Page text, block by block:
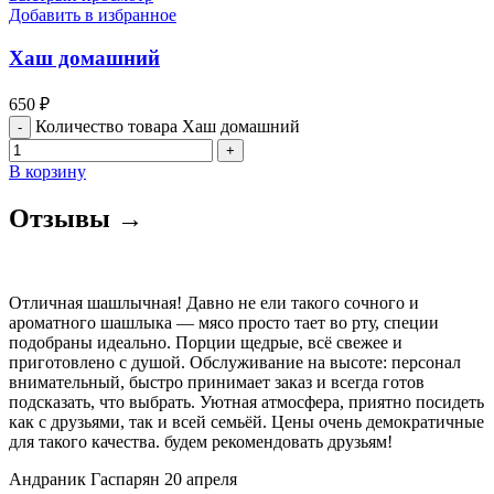
Добавить в избранное
Хаш домашний
650 ₽
Количество товара Хаш домашний
В корзину
Отзывы →
Отличная шашлычная! Давно не ели такого сочного и
ароматного шашлыка — мясо просто тает во рту, специи
подобраны идеально. Порции щедрые, всё свежее и
приготовлено с душой. Обслуживание на высоте: персонал
внимательный, быстро принимает заказ и всегда готов
подсказать, что выбрать. Уютная атмосфера, приятно посидеть
как с друзьями, так и всей семьёй. Цены очень демократичные
для такого качества. будем рекомендовать друзьям!
Андраник Гаспарян 20 апреля